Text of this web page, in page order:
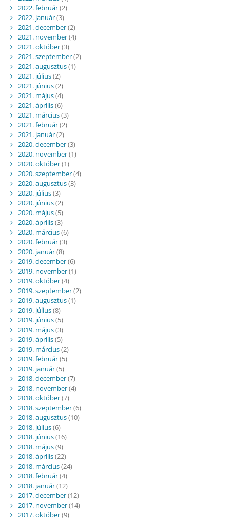
2022. február(2)
2022. január(3)
2021. december(2)
2021. november(4)
2021. október(3)
2021. szeptember(2)
2021. augusztus(1)
2021. július(2)
2021. június(2)
2021. május(4)
2021. április(6)
2021. március(3)
2021. február(2)
2021. január(2)
2020. december(3)
2020. november(1)
2020. október(1)
2020. szeptember(4)
2020. augusztus(3)
2020. július(3)
2020. június(2)
2020. május(5)
2020. április(3)
2020. március(6)
2020. február(3)
2020. január(8)
2019. december(6)
2019. november(1)
2019. október(4)
2019. szeptember(2)
2019. augusztus(1)
2019. július(8)
2019. június(5)
2019. május(3)
2019. április(5)
2019. március(2)
2019. február(5)
2019. január(5)
2018. december(7)
2018. november(4)
2018. október(7)
2018. szeptember(6)
2018. augusztus(10)
2018. július(6)
2018. június(16)
2018. május(9)
2018. április(22)
2018. március(24)
2018. február(4)
2018. január(12)
2017. december(12)
2017. november(14)
2017. október(9)